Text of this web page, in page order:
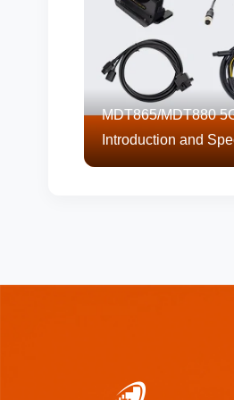
MDT865/MDT880
Introduction and